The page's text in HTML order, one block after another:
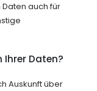
auch für
Ihrer Daten?
Auskunft über